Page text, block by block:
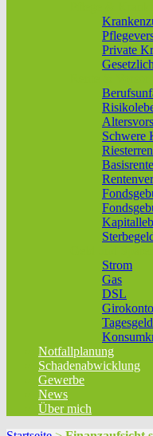
Private
Schwere
Basisrente
Strom
Gas
DSL
Girokonto
Tagesgeld
Notfallplanung
Schadenabwicklung
Gewerbe
News
Über mich